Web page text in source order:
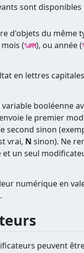
sont disponibles
d'objets du même
mois (%#M), ou année (
en lettres
booléenne
le premier
second sinon
vrai, N sinon). Ne
et un seul
numérique en
peuvent